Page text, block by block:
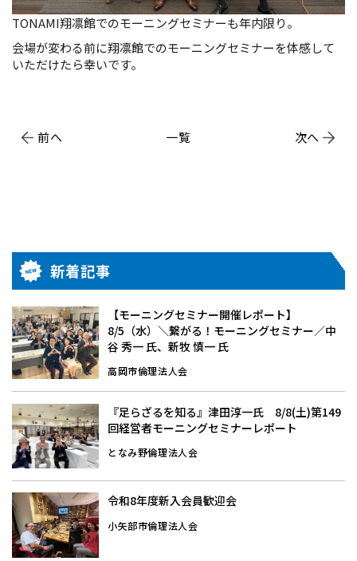
TONAMI翔凛館でのモーニングセミナーも年内限り。
会場が変わる前に翔凛館でのモーニングセミナーを体感して
いただけたら幸いです。
前へ 一覧 次へ
新着記事
【モーニングセミナー開催レポート】
8/5（水）＼繋がる！モーニングセミナー／中
谷 秀一 氏、新牧 慎一 氏
高岡市倫理法人会
『足らざるを知る』津田淳一氏 8/8(土)第149
回経営者モーニングセミナーレポート
となみ野倫理法人会
令和8年度新入会員歓迎会
小矢部市倫理法人会